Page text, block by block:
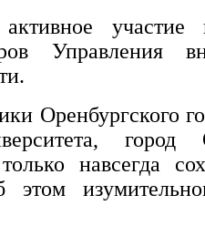
участие
Управления
Оренбургского
город
навсегда
этом